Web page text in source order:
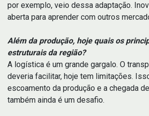
por exemplo, veio dessa adaptação.
aberta para aprender com outros
Além da produção, hoje quais os
estruturais da região?
A logística é um grande gargalo. O
deveria facilitar, hoje tem limitações.
escoamento da produção e a chegada
também ainda é um desafio.